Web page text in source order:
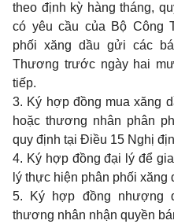
theo định kỳ hàng tháng,
có yêu cầu của Bộ Công
phối xăng dầu gửi các
Thương trước ngày hai
tiếp.
3. Ký hợp đồng mua xăng
hoặc thương nhân phân
quy định tại Điều 15 Nghị
4. Ký hợp đồng đại lý để
lý thực hiện phân phối xăng
5. Ký hợp đồng nhượng
thương nhân nhận quyền